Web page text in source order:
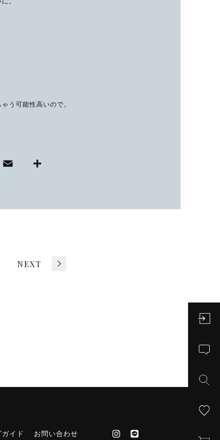
う可能性高いので。
l
NEXT
イド お問い合わせ